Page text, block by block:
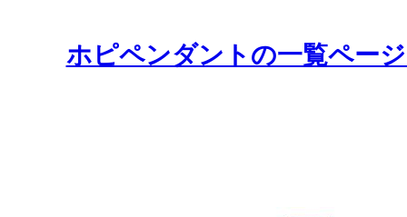
ホピペンダントの一覧ペー